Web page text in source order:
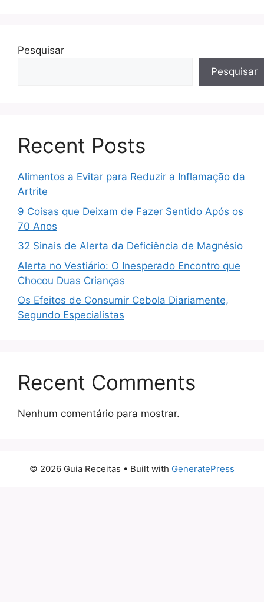
Pesquisar
Pesquisar
Recent Posts
Alimentos a Evitar para Reduzir a Inflamação da
Artrite
9 Coisas que Deixam de Fazer Sentido Após os
70 Anos
32 Sinais de Alerta da Deficiência de Magnésio
Alerta no Vestiário: O Inesperado Encontro que
Chocou Duas Crianças
Os Efeitos de Consumir Cebola Diariamente,
Segundo Especialistas
Recent Comments
Nenhum comentário para mostrar.
© 2026 Guia Receitas • Built with GeneratePress